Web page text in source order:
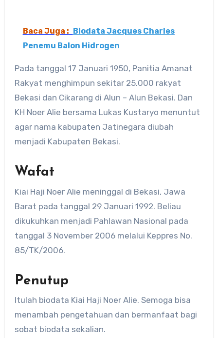
Baca Juga :
Biodata Jacques Charles
Penemu Balon Hidrogen
Pada tanggal 17 Januari 1950, Panitia Amanat
Rakyat menghimpun sekitar 25.000 rakyat
Bekasi dan Cikarang di Alun – Alun Bekasi. Dan
KH Noer Alie bersama Lukas Kustaryo menuntut
agar nama kabupaten Jatinegara diubah
menjadi Kabupaten Bekasi.
Wafat
Kiai Haji Noer Alie meninggal di Bekasi, Jawa
Barat pada tanggal 29 Januari 1992. Beliau
dikukuhkan menjadi Pahlawan Nasional pada
tanggal 3 November 2006 melalui Keppres No.
85/TK/2006.
Penutup
Itulah biodata Kiai Haji Noer Alie. Semoga bisa
menambah pengetahuan dan bermanfaat bagi
sobat biodata sekalian.